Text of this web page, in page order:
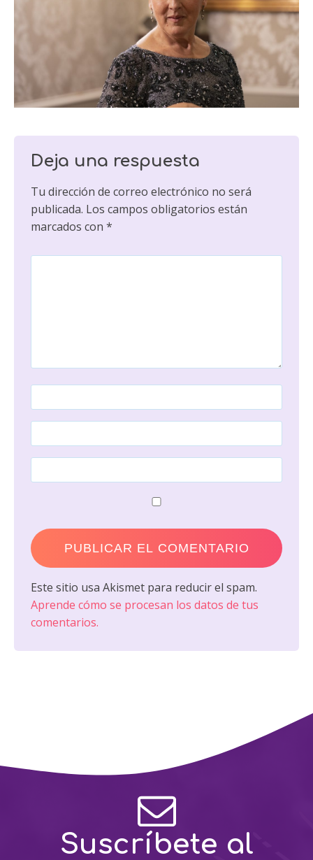
Deja una respuesta
Tu dirección de correo electrónico no será
publicada. Los campos obligatorios están
marcados con *
Este sitio usa Akismet para reducir el spam.
Aprende cómo se procesan los datos de tus
comentarios.
Suscríbete al